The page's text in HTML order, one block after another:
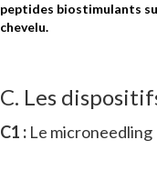
peptides biostimulants
chevelu.
C. Les
C1 : Le microneedling